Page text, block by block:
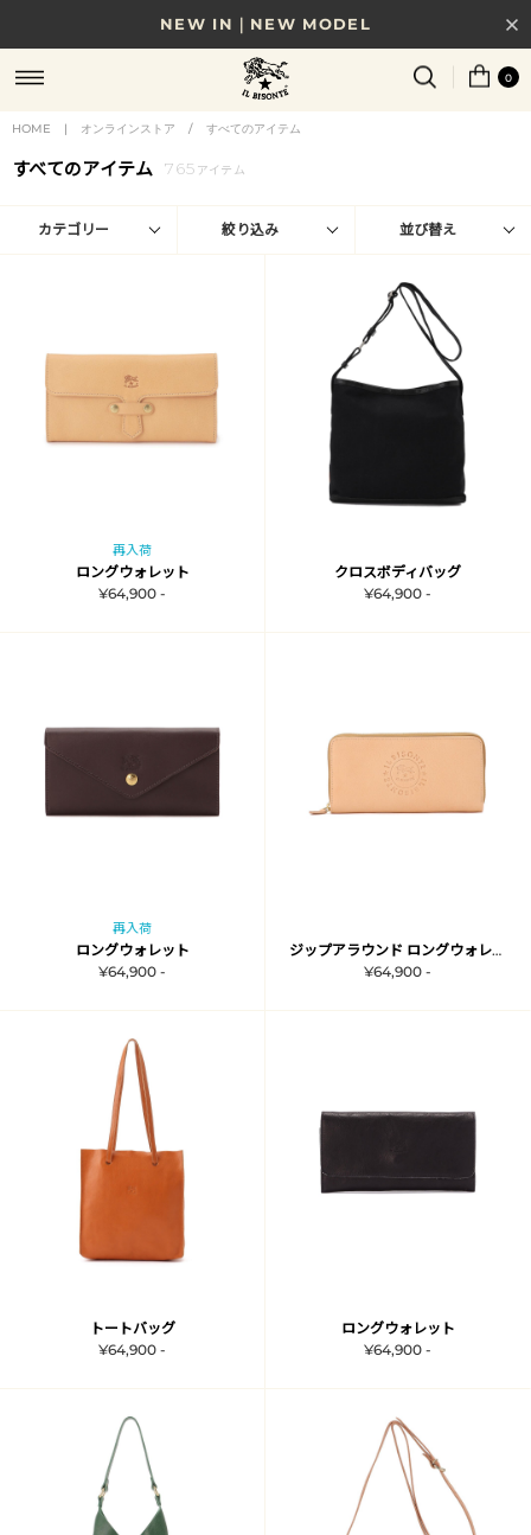
NEW IN｜NEW MODEL
8/17(月)10時まで｜税込11,000円以上で送料無料
贈る相手やシーンから選べる、新しいギフトガイド
NEW IN｜COLOR LEATHER
0
HOME | オンラインストア / すべてのアイテム
すべてのアイテム 765 アイテム
カテゴリー 絞り込み 並び替え
再入荷
ロングウォレット
¥64,900 -
クロスボディバッグ
¥64,900 -
再入荷
ロングウォレット
¥64,900 -
ジップアラウンド ロングウォレット
¥64,900 -
トートバッグ
¥64,900 -
ロングウォレット
¥64,900 -